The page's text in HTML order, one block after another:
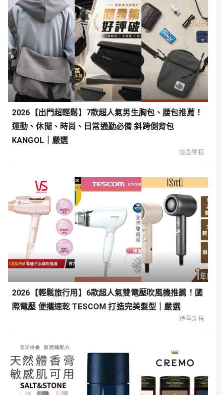
2026【出門超輕鬆】7款超人氣男生胸包、腰包推薦！
運動、休閒、時尚、日常通勤必備 斜跨側背包
KANGOL｜嚴選
造型穿搭
2026【輕鬆旅行用】6款超人氣雙電壓吹風機推薦！國
際電壓 便攜速乾 TESCOM 打造完美髮型｜嚴選
造型穿搭